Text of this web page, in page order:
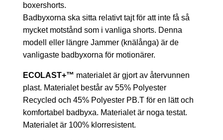
boxershorts.
Badbyxorna ska sitta relativt tajt för att inte få så
mycket motstånd som i vanliga shorts. Denna
modell eller längre Jammer (knälånga) är de
vanligaste badbyxorna för motionärer.
ECOLAST+™ materialet är gjort av återvunnen
plast. Materialet består av 55% Polyester
Recycled och 45% Polyester PB.T för en lätt och
komfortabel badbyxa. Materialet är noga testat.
Materialet är 100% klorresistent.